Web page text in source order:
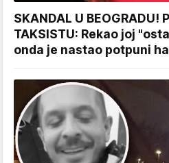
SKANDAL U BEOGRADU!
TAKSISTU: Rekao joj
onda je nastao potpuni